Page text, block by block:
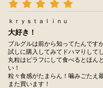
ｋｒｙｓｔａｌｉｎｕ
大好き！
ブルグルは前から知ってたんです
試しに購入してみてドハマりして
丸粒はピラフにして食べるとほん
い！
粒々食感がたまらん！噛みごたえ
また買います！